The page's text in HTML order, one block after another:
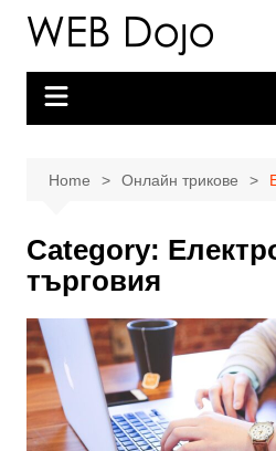
Skip
content
Home Онлайн трикове
Category:
търговия